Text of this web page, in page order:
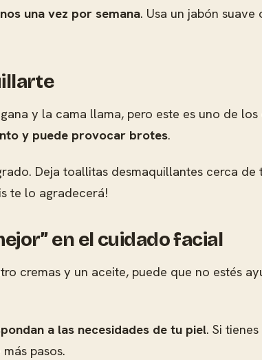
una vez por semana. Usa un jabón
y la cama llama, pero este es uno de
y puede provocar brotes.
Deja toallitas desmaquillantes cerca
te lo agradecerá!
en el cuidado facial
cremas y un aceite, puede que no estés
a las necesidades de tu piel. Si
pasos.